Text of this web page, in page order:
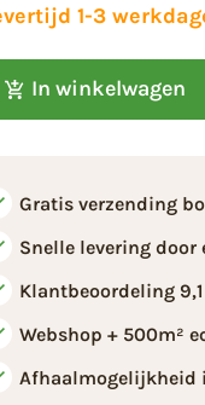
1-3
In winkelwagen
Gratis verzending
Snelle levering door
Klantbeoordeling 9,1
Webshop + 500m²
Afhaalmogelijkheid